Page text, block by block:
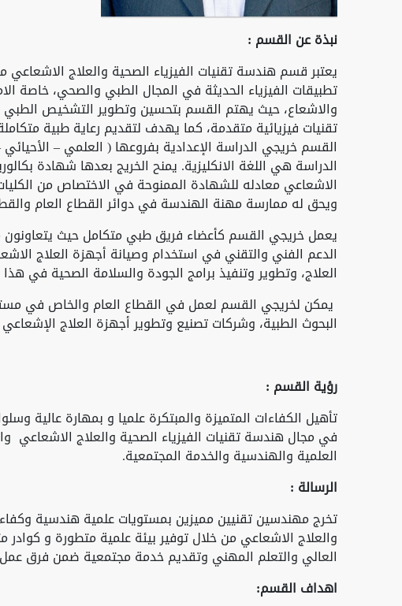
نبذة عن القسم :
يعتبر قسم هندسة تقنيات الفيزياء الصحية والعلاج
تطبيقات الفيزياء الحديثة في المجال الطبي والصحي، خاصة
والاشعاع، حيث يهتم القسم بتحسين وتطوير التشخيص الطبي
تقنيات فيزيائية متقدمة، كما يهدف لتقديم رعاية طبية
القسم خريجي الدراسة الإعدادية بفروعها ( العلمي –
الدراسة هي اللغة الانكليزية. يمنح الخريج بعدها شهادة
الاشعاعي معادله للشهادة الممنوحة في الاختصاص من
ويحق له ممارسة مهنة الهندسة في دوائر القطاع العام
يعمل خريجي القسم كأعضاء فريق طبي متكامل حيث يتعاونون
الدعم الفني والتقني في استخدام وصيانة أجهزة العلاج
العلاج، وتطوير وتنفيذ برامج الجودة والسلامة الصحية في هذا
يمكن لخريجي القسم لعمل في القطاع العام والخاص في
البحوث الطبية، وشركات تصنيع وتطوير أجهزة العلاج
رؤية القسم :
تأهيل الكفاءات المتميزة والمبتكرة علميا و بمهارة عالية
في مجال هندسة تقنيات الفيزياء الصحية والعلاج الاشعاعي
العلمية والهندسية والخدمة المجتمعية.
الرسالة :
تخرج مهندسين تقنيين مميزين بمستويات علمية هندسية
والعلاج الاشعاعي من خلال توفير بيئة علمية متطورة و
العالي والتعلم المهني وتقديم خدمة مجتمعية ضمن فرق
اهداف القسم: